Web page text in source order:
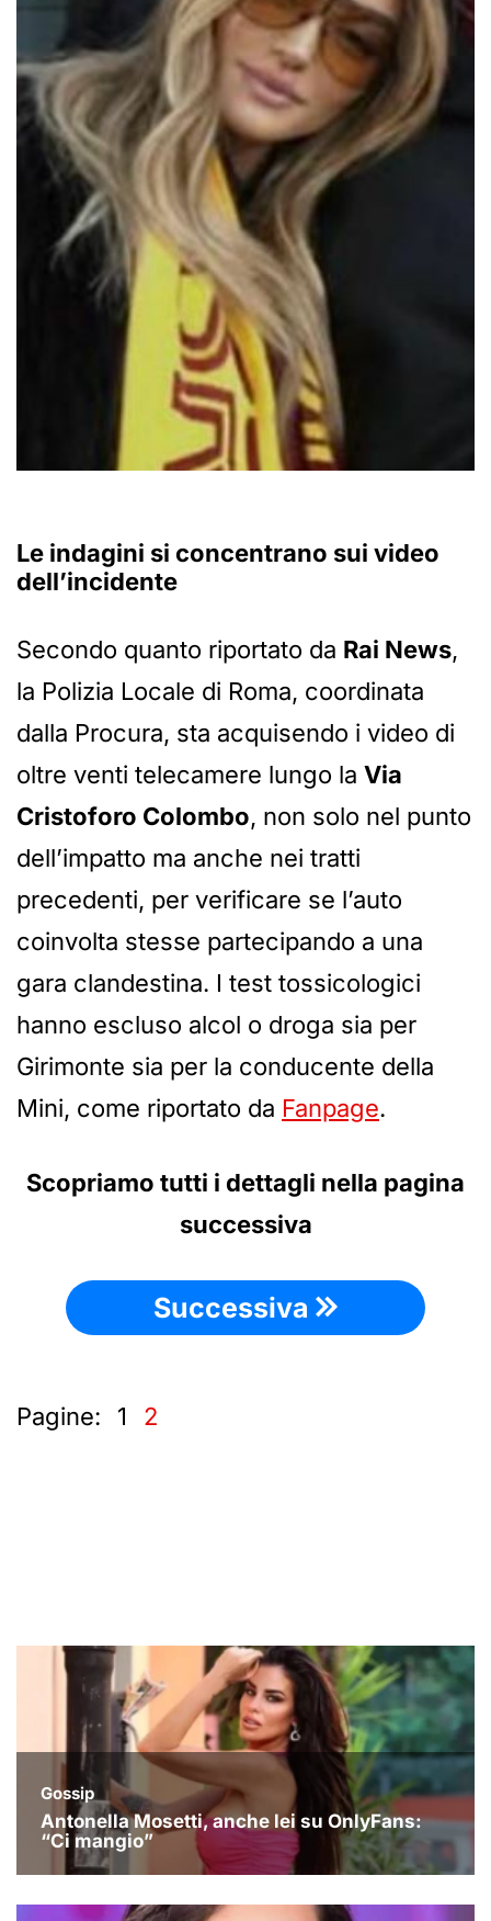
Le indagini si concentrano sui video
dell’incidente
Secondo quanto riportato da Rai News,
la Polizia Locale di Roma, coordinata
dalla Procura, sta acquisendo i video di
oltre venti telecamere lungo la Via
Cristoforo Colombo, non solo nel punto
dell’impatto ma anche nei tratti
precedenti, per verificare se l’auto
coinvolta stesse partecipando a una
gara clandestina. I test tossicologici
hanno escluso alcol o droga sia per
Girimonte sia per la conducente della
Mini, come riportato da Fanpage.
Scopriamo tutti i dettagli nella pagina
successiva
Successiva
Pagine: 1 2